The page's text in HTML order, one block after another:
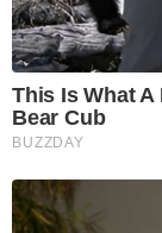
This Is What A
Bear Cub
BUZZDAY